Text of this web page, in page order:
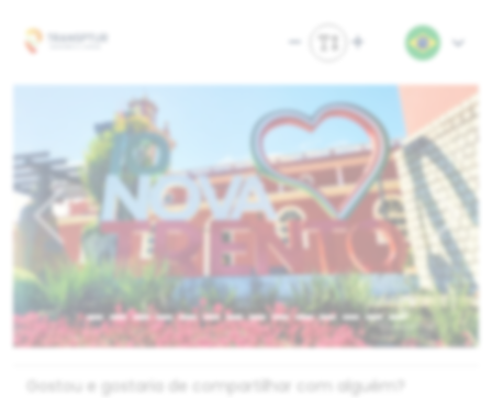
Previous Next
Gostou e gostaria de compartilhar com alguém?